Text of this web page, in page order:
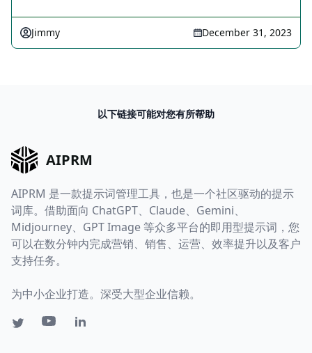
Jimmy December 31, 2023
以下链接可能对您有所帮助
AIPRM
AIPRM 是一款提示词管理工具，也是一个社区驱动的提示
词库。借助面向 ChatGPT、Claude、Gemini、
Midjourney、GPT Image 等众多平台的即用型提示词，您
可以在数分钟内完成营销、销售、运营、效率提升以及客户
支持任务。
为中小企业打造。深受大型企业信赖。